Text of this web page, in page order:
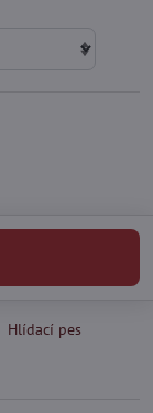
Hlídací pes